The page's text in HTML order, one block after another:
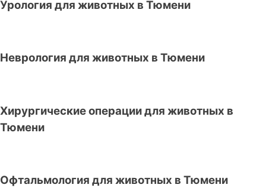
Урология для животных в Тюмени
Неврология для животных в Тюмени
Хирургические операции для животных в
Тюмени
Офтальмология для животных в Тюмени